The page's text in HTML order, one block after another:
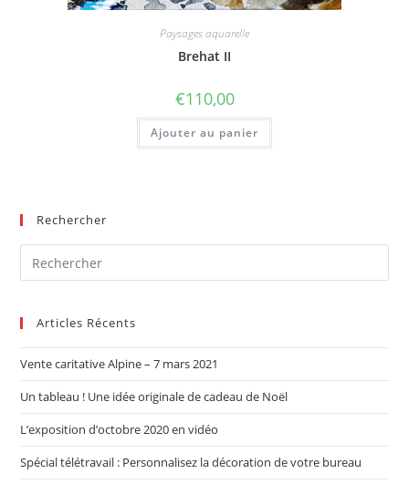
Paysages aquarelle
Brehat II
€110,00
Ajouter au panier
Rechercher
Articles Récents
Vente caritative Alpine – 7 mars 2021
Un tableau ! Une idée originale de cadeau de Noël
L’exposition d’octobre 2020 en vidéo
Spécial télétravail : Personnalisez la décoration de votre bureau